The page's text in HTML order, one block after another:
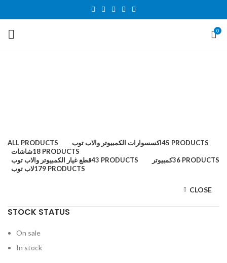
0
ALL PRODUCTS اكسسوارات الكمبيوتر والاب توب45 PRODUCTS
شاشات18 PRODUCTS
قطع غيار الكمبيوتر والاب توب43 PRODUCTS كمبيوتر36 PRODUCTS
لاب توب179 PRODUCTS
CLOSE
STOCK STATUS
On sale
In stock